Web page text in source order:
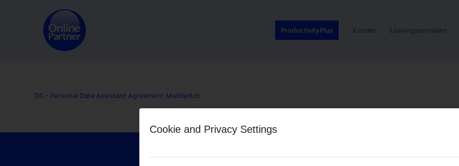
Cookie and Privacy Settings
ProductivityPlus Kunder Lösningsområden
DS - Personal Data Assistant Agreement MailSwitch